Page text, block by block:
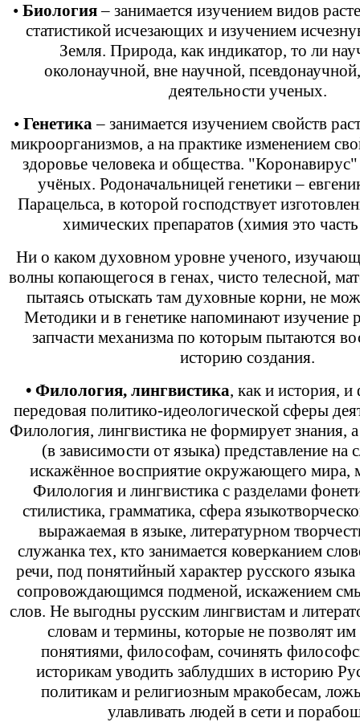
• Биология– занимается изучением видов
статистикой исчезающих и изучением
Земля. Природа, как индикатор, то ли
околонаучной, вне научной,
деятельности ученых.
• Генетика– занимается изучением свойств
микроорганизмов, а на практике изменением
здоровье человека и общества.
учёных. Родоначальницей генетики –
Парацельса, в которой господствует
химических препаратов (химия это
Ни о каком духовном уровне ученого,
волны копающегося в генах, чисто телесной,
пытаясь отыскать там духовные корни, не
Методики и в генетике напоминают изучение
запчасти механизма по которым пытаются
историю создания.
• Филология, лингвистика, как и история,
передовая политико-идеологической сферы
Филология, лингвистика не формирует знания,
(в зависимости от языка) представление на
искажённое восприятие окружающего мира,
Филология и лингвистика с разделами
стилистика, грамматика, сфера
выражаемая в языке, литературном
служанка тех, кто занимается коверканием
речи, под понятийный характер русского языка
сопровождающимся подменой, искажением
слов. Не выгодны русским лингвистам и
словам и термины, которые не позволят им
понятиями, философам, сочинять
историкам уводить заблудших в историю
политикам и религиозным мракобесам,
улавливать людей в сети и